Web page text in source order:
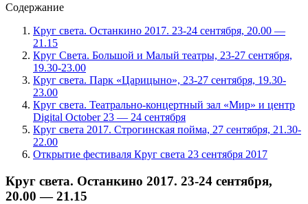
Содержание
Круг света. Останкино 2017. 23-24 сентября, 20.00 —
21.15
Круг Света. Большой и Малый театры, 23-27 сентября,
19.30-23.00
Круг света. Парк «Царицыно», 23-27 сентября, 19.30-
23.00
Круг света. Театрально-концертный зал «Мир» и центр
Digital October 23 — 24 сентября
Круг света 2017. Строгинская пойма, 27 сентября, 21.30-
22.00
Открытие фестиваля Круг света 23 сентября 2017
Круг света. Останкино 2017. 23-24 сентября,
20.00 — 21.15